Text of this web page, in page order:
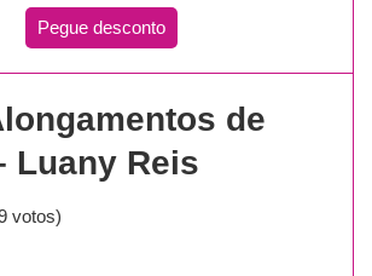
Pegue desconto
de
Luany Reis
votos)